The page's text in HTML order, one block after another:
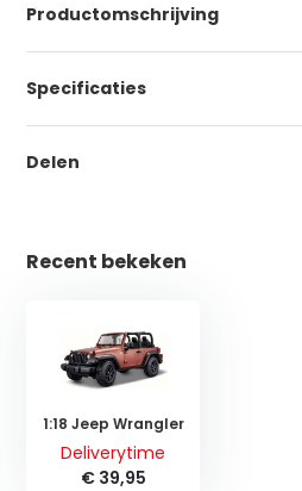
Productomschrijving
Specificaties
Delen
Recent bekeken
1:18 Jeep Wrangler
Deliverytime
€ 39,95